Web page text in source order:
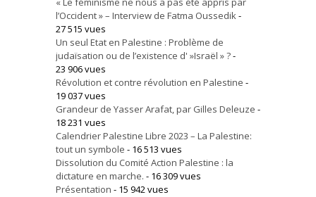
l’Occident » – Interview de Fatma Oussedik-
27 515 vues
Un seul Etat en Palestine : Problème de
judaïsation ou de l’existence d' »Israël » ?-
23 906 vues
Révolution et contre révolution en Palestine -
19 037 vues
Grandeur de Yasser Arafat, par Gilles Deleuze -
18 231 vues
Calendrier Palestine Libre 2023 – La Palestine:
tout un symbole - 16 513 vues
Dissolution du Comité Action Palestine : la
dictature en marche. - 16 309 vues
Présentation - 15 942 vues